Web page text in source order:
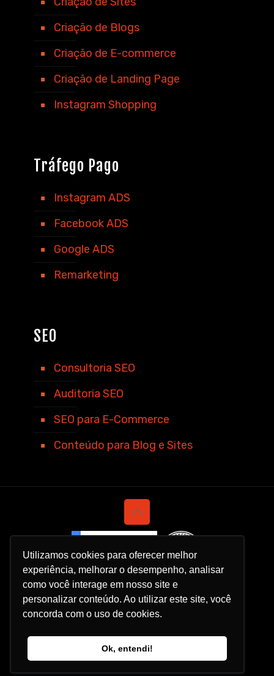
Utilizamos cookies para oferecer melhor
experiência, melhorar o desempenho, analisar
como você interage em nosso site e
personalizar conteúdo. Ao utilizar este site, você
concorda com o uso de cookies.
Ok, entendi!
Criação de Blogs
Criação de E-commerce
Criação de Landing Page
Instagram Shopping
Tráfego Pago
Instagram ADS
Facebook ADS
Google ADS
Remarketing
SEO
Consultoria SEO
Auditoria SEO
SEO para E-Commerce
Conteúdo para Blog e Sites
Política de Privacidade